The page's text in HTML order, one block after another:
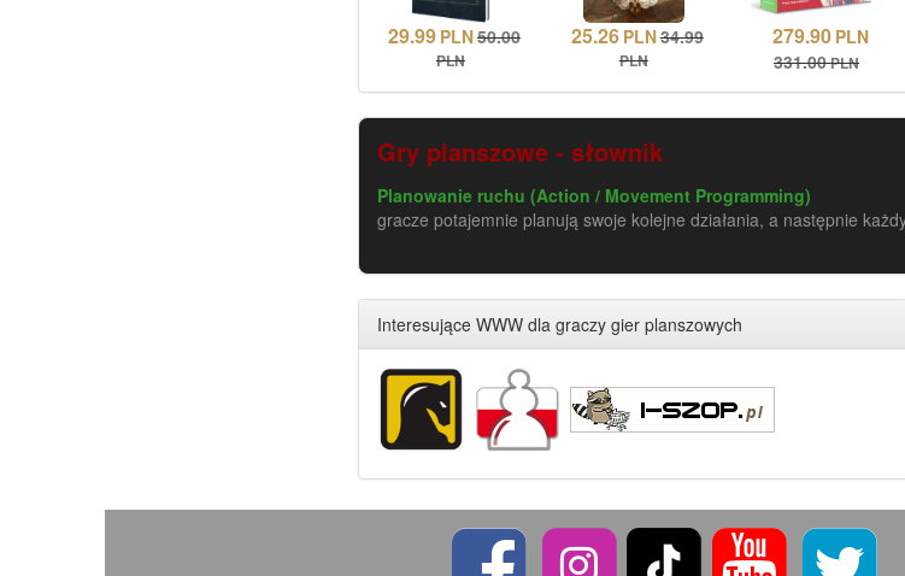
29.99 PLN50.00
PLN
25.26 PLN34.99
PLN
279.90 PLN
331.00PLN
Gry planszowe - słownik
Planowanie ruchu (Action / Movement Programming)
gracze potajemnie planują swoje kolejne działania, a następnie
Interesujące WWW dla graczy gier planszowych